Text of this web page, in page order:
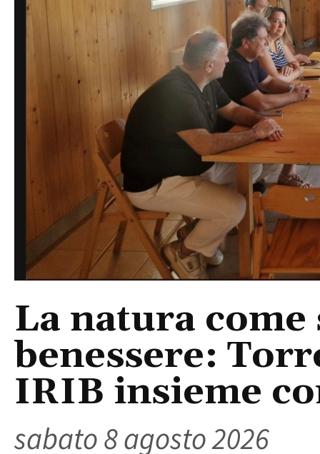
La natura
benessere:
IRIB insieme
sabato 8 agosto 2026